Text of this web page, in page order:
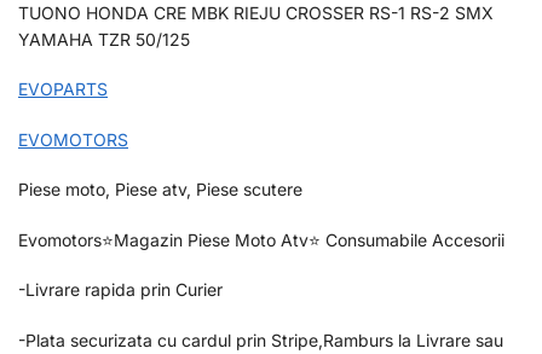
TUONO HONDA CRE MBK RIEJU CROSSER RS-1 RS-2 SMX
YAMAHA TZR 50/125
EVOPARTS
EVOMOTORS
Piese moto, Piese atv, Piese scutere
Evomotors⭐️Magazin Piese Moto Atv⭐️ Consumabile Accesorii
-Livrare rapida prin Curier
-Plata securizata cu cardul prin Stripe,Ramburs la Livrare sau